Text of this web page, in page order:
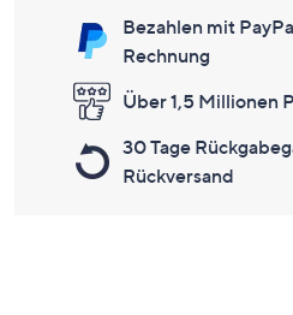
Bezahlen mit
Rechnung
Über 1,5 Millionen
30 Tage
Rückversand